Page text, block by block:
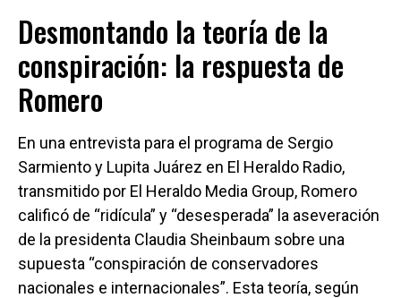
Desmontando la teoría de la
conspiración: la respuesta de
Romero
En una entrevista para el programa de Sergio
Sarmiento y Lupita Juárez en El Heraldo Radio,
transmitido por El Heraldo Media Group, Romero
calificó de “ridícula” y “desesperada” la aseveración
de la presidenta Claudia Sheinbaum sobre una
supuesta “conspiración de conservadores
nacionales e internacionales”. Esta teoría, según